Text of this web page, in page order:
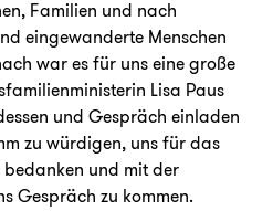
Familien und nach
eingewanderte Menschen
war es für uns eine große
Lisa Paus
und Gespräch einladen
zu würdigen, uns für das
und mit der
Gespräch zu kommen.